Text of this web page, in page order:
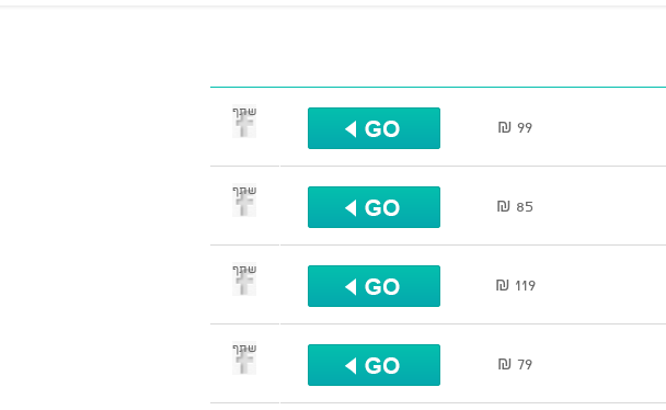
99 ₪
שתף
85 ₪
שתף
119 ₪
שתף
79 ₪
שתף